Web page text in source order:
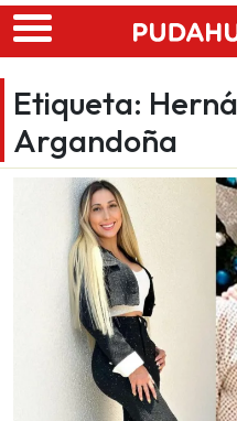
Skip to main content
Etiqueta:
Argandoña